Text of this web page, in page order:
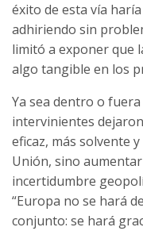
éxito de esta vía
adhiriendo sin
limitó a exponer que
algo tangible en los
Ya sea dentro o
intervinientes
eficaz, más solvente
Unión, sino
incertidumbre
“Europa no se hará
conjunto: se hará